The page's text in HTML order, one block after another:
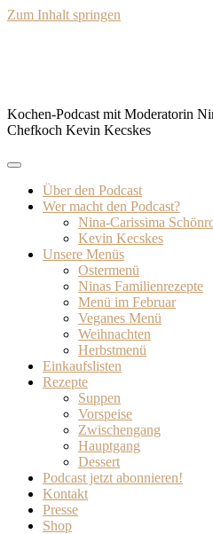
Zum Inhalt springen
Kochen-Podcast mit Moderatorin
Chefkoch Kevin Kecskes
Über den Podcast
Wer macht den Podcast?
Nina-Carissima
Kevin Kecskes
Unsere Menüs
Ostermenü
Ninas Familienrezepte
Menü im Februar
Veganes Menü
Weihnachten
Herbstmenü
Einkaufslisten
Rezepte
Suppen
Vorspeise
Zwischengang
Hauptgang
Dessert
Podcast jetzt abonnieren!
Kontakt
Presse
Shop